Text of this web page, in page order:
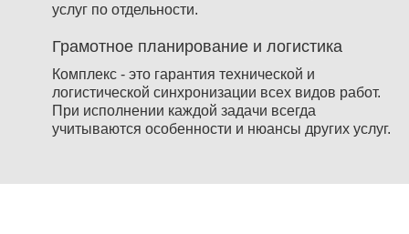
услуг по отдельности.
Грамотное планирование и логистика
Комплекс - это гарантия технической и
логистической синхронизации всех видов работ.
При исполнении каждой задачи всегда
учитываются особенности и нюансы других услуг.